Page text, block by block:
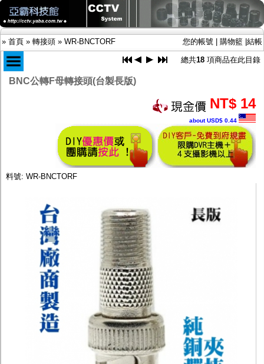
» 首頁 » 轉接頭 » WR-BNCTORF 您的帳號 購物籃 結帳
AHD DVR數位錄放影機
AHD半球型(適用屋內)
AHD中小型紅外線攝影機(適用騎樓、室內外)
AHD防護罩型攝影機(適用屋外，紅外線照射
距離遠）
傳統高解析攝影機
投光設備
防護罩及支架
多路攝影機單軸傳輸
監聽器.麥克風
網路設備
視訊轉換設備
雙絞線傳輸器
雜訊改善器
分配放大器
網路線用水晶頭
總共18 項商品在此目錄
BNC公轉F母轉接頭(台製長版)
NT$ 14
about USD$ 0.44
料號: WR-BNCTORF